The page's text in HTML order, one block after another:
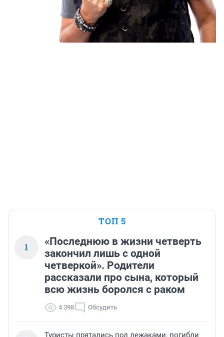
ТОП 5
1
«Последнюю в жизни четверть
закончил лишь с одной
четверкой». Родители
рассказали про сына, который
всю жизнь боролся с раком
4 398 Обсудить
Туристы прятались под лежаками, погибли